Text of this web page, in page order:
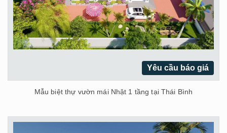
Yêu cầu báo giá
Mẫu biệt thự vườn mái Nhật 1 tầng tại Thái Bình